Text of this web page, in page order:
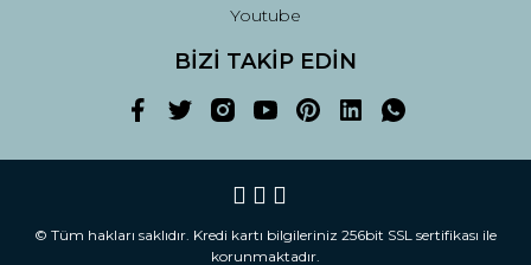
Youtube
BİZİ TAKİP EDİN
© Tüm hakları saklıdır. Kredi kartı bilgileriniz 256bit SSL sertifikası ile
korunmaktadır.